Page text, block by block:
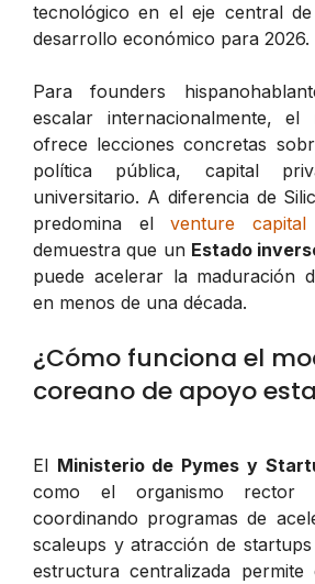
tecnológico en el eje central
desarrollo económico para 2026.
Para founders
escalar internacionalmente, el
ofrece lecciones concretas
política pública, capital
universitario. A diferencia de
predomina elventure capital
demuestra que un Estado
puede acelerar la maduración
en menos de una década.
¿Cómo funciona el
coreano de apoyo
El Ministerio de Pymes y
como el organismo rector
coordinando programas de
scaleups y atracción de
estructura centralizada permite